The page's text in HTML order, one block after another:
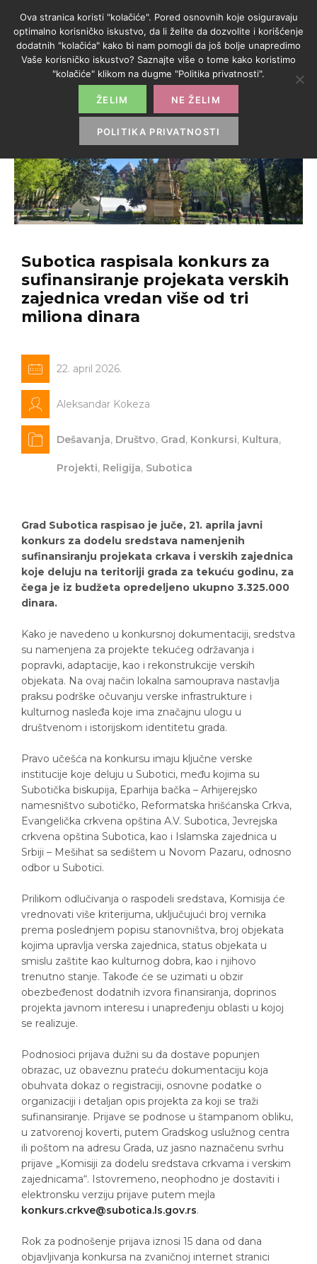
Subotica raspisala konkurs za
sufinansiranje projekata verskih
zajednica vredan više od tri
miliona dinara
22. april 2026.
Aleksandar Kokeza
Dešavanja, Društvo, Grad, Konkursi, Kultura,
Projekti, Religija, Subotica
Grad Subotica raspisao je juče, 21. aprila javni
konkurs za dodelu sredstava namenjenih
sufinansiranju projekata crkava i verskih zajednica
koje deluju na teritoriji grada za tekuću godinu, za
čega je iz budžeta opredeljeno ukupno 3.325.000
dinara.
Kako je navedeno u konkursnoj dokumentaciji, sredstva
su namenjena za projekte tekućeg održavanja i
popravki, adaptacije, kao i rekonstrukcije verskih
objekata. Na ovaj način lokalna samouprava nastavlja
praksu podrške očuvanju verske infrastrukture i
kulturnog nasleđa koje ima značajnu ulogu u
društvenom i istorijskom identitetu grada.
Pravo učešća na konkursu imaju ključne verske
institucije koje deluju u Subotici, među kojima su
Subotička biskupija, Eparhija bačka – Arhijerejsko
namesništvo subotičko, Reformatska hrišćanska Crkva,
Evangelička crkvena opština A.V. Subotica, Jevrejska
crkvena opština Subotica, kao i Islamska zajednica u
Srbiji – Mešihat sa sedištem u Novom Pazaru, odnosno
odbor u Subotici.
Prilikom odlučivanja o raspodeli sredstava, Komisija će
vrednovati više kriterijuma, uključujući broj vernika
prema poslednjem popisu stanovništva, broj objekata
kojima upravlja verska zajednica, status objekata u
smislu zaštite kao kulturnog dobra, kao i njihovo
trenutno stanje. Takođe će se uzimati u obzir
obezbeđenost dodatnih izvora finansiranja, doprinos
projekta javnom interesu i unapređenju oblasti u kojoj
se realizuje.
Podnosioci prijava dužni su da dostave popunjen
obrazac, uz obaveznu prateću dokumentaciju koja
obuhvata dokaz o registraciji, osnovne podatke o
organizaciji i detaljan opis projekta za koji se traži
sufinansiranje. Prijave se podnose u štampanom obliku,
u zatvorenoj koverti, putem Gradskog uslužnog centra
ili poštom na adresu Grada, uz jasno naznačenu svrhu
prijave „Komisiji za dodelu sredstava crkvama i verskim
zajednicama“. Istovremeno, neophodno je dostaviti i
elektronsku verziju prijave putem mejla
konkurs.crkve@subotica.ls.gov.rs.
Rok za podnošenje prijava iznosi 15 dana od dana
objavljivanja konkursa na zvaničnoj internet stranici
Ova stranica koristi "kolačiće". Pored osnovnih koje osiguravaju
optimalno korisničko iskustvo, da li želite da dozvolite i korišćenje
dodatnih "kolačića" kako bi nam pomogli da još bolje unapredimo
Vaše korisničko iskustvo? Saznajte više o tome kako koristimo
"kolačiće" klikom na dugme "Politika privatnosti".
ŽELIM NE ŽELIM
POLITIKA PRIVATNOSTI